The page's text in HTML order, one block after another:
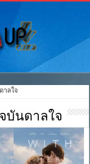
าลใจ
ใจบันดาลใจ